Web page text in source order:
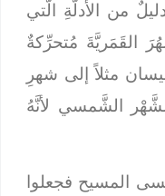
من الأدلَّةِ الَّتي
القَمَريَّةَ مُتحرِّكةٌ
مثلاً إلى شهرِ
الشَّمسي لأنَّهُ
المسيح فجعلوا